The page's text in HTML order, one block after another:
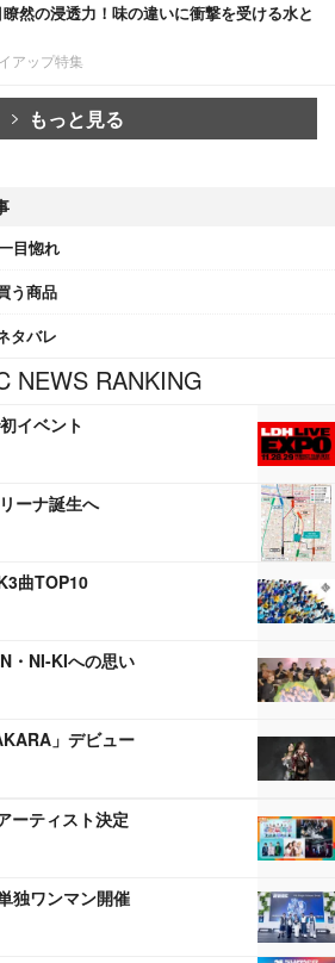
然の浸透力！味の違いに衝撃を受ける水と
アップ特集
もっと見る
目惚れ
う商品
タバレ
NEWS RANKING
イベント
ーナ誕生へ
曲TOP10
・NI-KIへの思い
」デビュー
ーティスト決定
独ワンマン開催